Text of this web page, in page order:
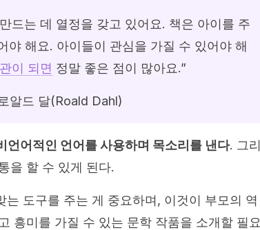
드는 데 열정을 갖고 있어요. 책은 아이를 주
야 해요. 아이들이 관심을 가질 수 있어야 해
이 되면 정말 좋은 점이 많아요.”
알드 달(Roald Dahl)
언어적인 언어를 사용하며 목소리를 낸다. 그리
을 할 수 있게 된다.
는 도구를 주는 게 중요하며, 이것이 부모의 역
흥미를 가질 수 있는 문학 작품을 소개할 필요